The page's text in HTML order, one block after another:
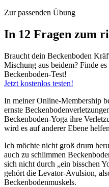
Zur passenden Übung
In 12 Fragen zum
Braucht dein Beckenboden
Mischung aus beidem? Finde
Beckenboden-Test!
Jetzt kostenlos testen!
In meiner Online-Membership
ernste
Beckenboden-Yoga ihre
wird es auf anderer Ebene
Ich möchte nicht groß drum
auch zu schlimmen
sich nicht durch „ein bisschen
gehört die Levator-Avulsion,
Beckenbodenmuskels.